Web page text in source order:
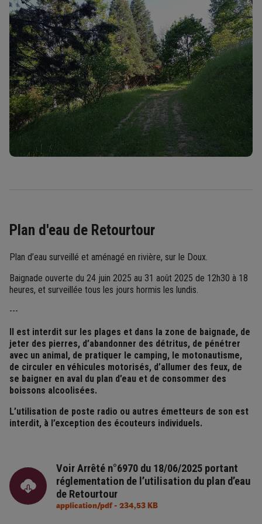
Plan d'eau de Retourtour
Plan d’eau surveillé et aménagé en rivière, sur le Doux.
Baignade ouverte du 24 juin 2025 au 31 août 2025 de 12h30 à 18
heures, et surveillée tous les jours hormis les lundis.
---
Il est interdit sur les plages et dans la zone de baignade, de
jeter des pierres, d’abandonner des détritus, de pénétrer
avec un animal, de pratiquer le camping, le motonautisme,
de circuler en véhicules motorisés, d’allumer des feux, de
se baigner en aval du plan d’eau et de consommer des
boissons alcoolisées.
L’utilisation de poste radio ou autres émetteurs de son est
interdit, à l’exception des écouteurs individuels.
Voir Arrêté n°6970 du 18/06/2025 portant
réglementation de l’utilisation du plan d’eau
de Retourtour
application/pdf - 234,53 KB